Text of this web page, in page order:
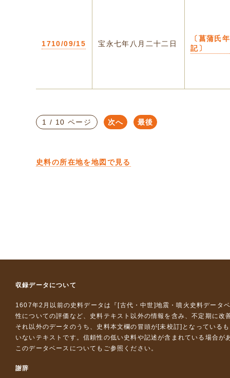
1710/09/15 宝永七年八月二十二日
〔菖蒲氏
記〕
1 / 10 ページ 次へ 最後
史料の所在地を地図で見る
収録データについて
1607年2月以前の史料データは『 [古代・中世]地震・噴火史料データ
性についての評価など、史料テキスト以外の情報を含み、不定期に改
それ以外のデータのうち、史料本文欄の冒頭が[未校訂]となっている
いないテキストです。信頼性の低い史料や記述が含まれている場合が
このデータベースについて もご参照ください。
謝辞